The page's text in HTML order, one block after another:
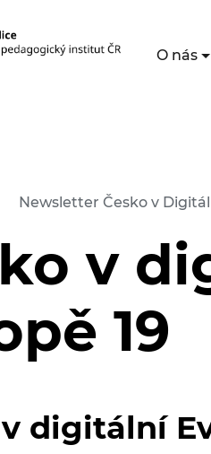
O nás
Newsletter Česko v
v
19
digitální